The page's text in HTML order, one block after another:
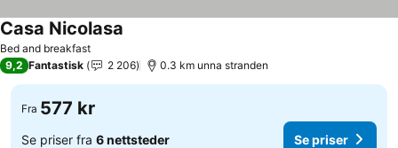
Bed and breakfast
Casa Nicolasa
9,2 Fantastisk 2 206 0.3 km unna stranden
Fra 577 kr
Se priser fra 6 nettsteder Se priser